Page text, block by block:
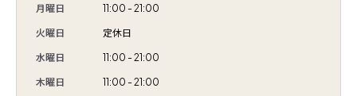
月曜日 11:00 - 21:00
火曜日 定休日
水曜日 11:00 - 21:00
木曜日 11:00 - 21:00